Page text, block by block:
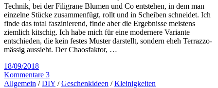
Technik, bei der Filigrane Blumen und Co entstehen, in dem man
einzelne Stücke zusammenfügt, rollt und in Scheiben schneidet. Ich
finde das total faszinierend, finde aber die Ergebnisse meistens
ziemlich kitschig. Ich habe mich für eine modernere Variante
entschieden, die kein festes Muster darstellt, sondern eheh Terrazzo-
mässig aussieht. Der Chaosfaktor, …
18/09/2018
Kommentare 3
Allgemein /DIY /Geschenkideen /Kleinigkeiten